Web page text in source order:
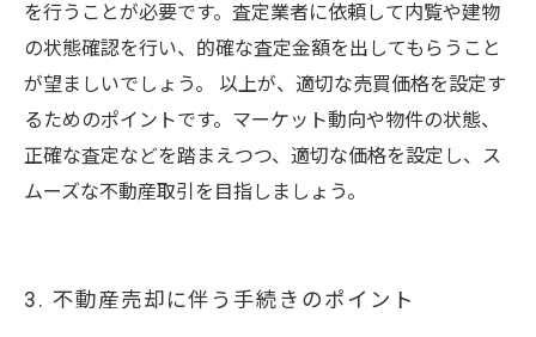
を行うことが必要です。査定業者に依頼して内覧や建物
の状態確認を行い、的確な査定金額を出してもらうこと
が望ましいでしょう。 以上が、適切な売買価格を設定す
るためのポイントです。マーケット動向や物件の状態、
正確な査定などを踏まえつつ、適切な価格を設定し、ス
ムーズな不動産取引を目指しましょう。
3. 不動産売却に伴う手続きのポイント